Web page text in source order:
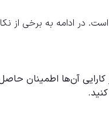
در ادامه به برخی از
کارایی آن‌ها اطمینان